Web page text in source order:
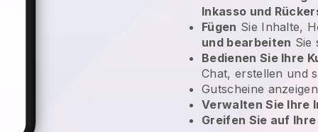
Inkasso und
Fügen Sie Inhalte,
und bearbeiten Sie
Bedienen Sie Ihre
Chat, erstellen und
Gutscheine
Verwalten Sie Ihre
Greifen Sie auf